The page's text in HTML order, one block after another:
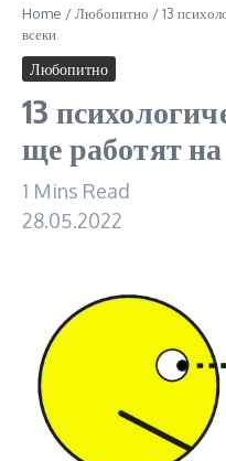
Home /Любопитно /13
всеки
Любопитно
13
ще работят
1 Mins Read
28.05.2022